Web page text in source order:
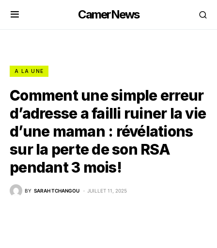
CamerNews
A LA UNE
Comment une simple erreur
d’adresse a failli ruiner la vie
d’une maman : révélations
sur la perte de son RSA
pendant 3 mois!
BY SARAH TCHANGOU JUILLET 11, 2025